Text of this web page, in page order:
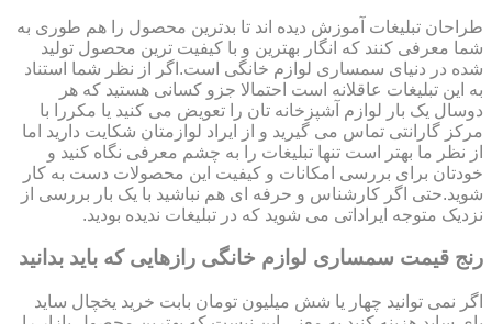
طراحان تبلیغات آموزش دیده اند تا بدترین محصول را هم طوری به
شما معرفی کنند که انگار بهترین و با کیفیت ترین محصول تولید
شده در دنیای سمساری لوازم خانگی است.اگر از نظر شما استناد
به این تبلیغات عاقلانه است احتمالا جزو کسانی هستید که هر
دوسال یک بار لوازم آشپزخانه تان را تعویض می کنید یا مکررا با
مرکز گارانتی تماس می گیرید و از ایراد لوازمتان شکایت دارید اما
از نظر ما بهتر است تنها تبلیغات را به چشم معرفی نگاه کنید و
خودتان برای بررسی امکانات و کیفیت این محصولات دست به کار
شوید.حتی اگر کارشناس و حرفه ای هم نباشید با یک بار بررسی از
نزدیک متوجه ایراداتی می شوید که در تبلیغات ندیده بودید.
رنج قیمت سمساری لوازم خانگی رازهایی که باید بدانید
اگر نمی توانید چهار یا شش میلیون تومان بابت خرید یخچال ساید